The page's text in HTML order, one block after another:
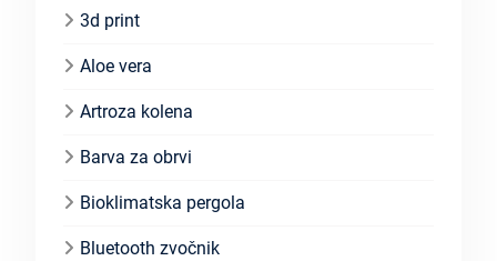
3d print
Aloe vera
Artroza kolena
Barva za obrvi
Bioklimatska pergola
Bluetooth zvočnik